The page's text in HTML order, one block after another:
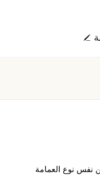
نفس نوع العمامة